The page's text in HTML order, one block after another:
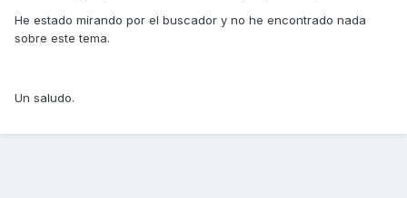
He estado mirando por el buscador y no he encontrado nada
sobre este tema.
Un saludo.